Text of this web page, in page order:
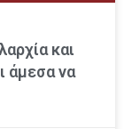
και
άμεσα να